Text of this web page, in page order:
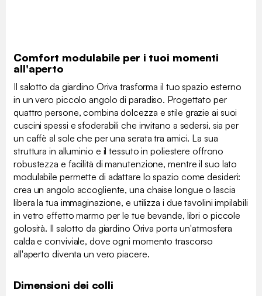
Comfort modulabile per i tuoi momenti
all'aperto
Il salotto da giardino Oriva trasforma il tuo spazio esterno
in un vero piccolo angolo di paradiso. Progettato per
quattro persone, combina dolcezza e stile grazie ai suoi
cuscini spessi e sfoderabili che invitano a sedersi, sia per
un caffè al sole che per una serata tra amici. La sua
struttura in alluminio e il tessuto in poliestere offrono
robustezza e facilità di manutenzione, mentre il suo lato
modulabile permette di adattare lo spazio come desideri:
crea un angolo accogliente, una chaise longue o lascia
libera la tua immaginazione, e utilizza i due tavolini impilabili
in vetro effetto marmo per le tue bevande, libri o piccole
golosità. Il salotto da giardino Oriva porta un'atmosfera
calda e conviviale, dove ogni momento trascorso
all'aperto diventa un vero piacere.
Dimensioni dei colli